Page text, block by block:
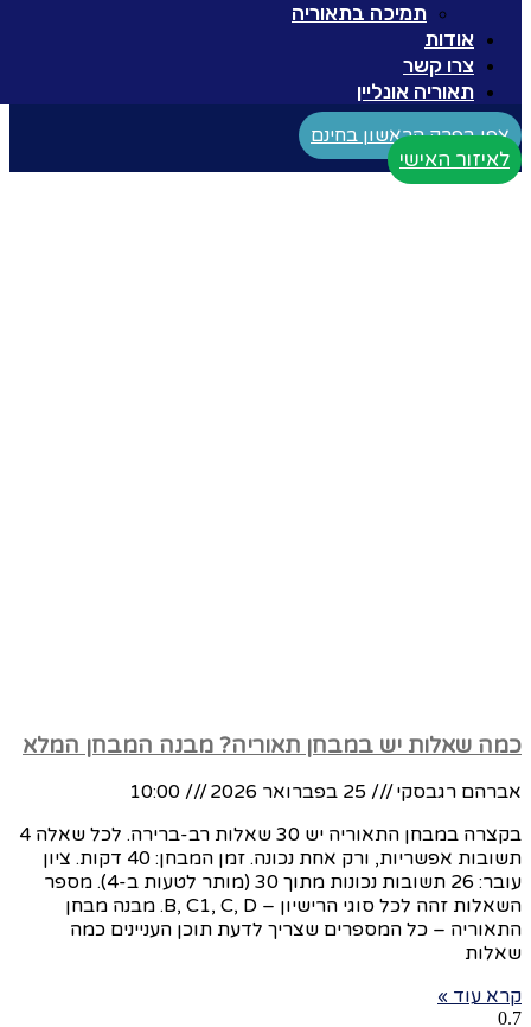
תמיכה בתאוריה
אודות
צרו קשר
תאוריה אונליין
צפו בפרק הראשון בחינם
לאיזור האישי
כמה שאלות יש במבחן תאוריה? מבנה המבחן המלא
אברהם רגבסקי 25 בפברואר 2026
10:00
בקצרה במבחן התאוריה יש 30 שאלות רב-ברירה. לכל שאלה 4
תשובות אפשריות, ורק אחת נכונה. זמן המבחן: 40 דקות. ציון
עובר: 26 תשובות נכונות מתוך 30 (מותר לטעות ב-4). מספר
השאלות זהה לכל סוגי הרישיון – B, C1, C, D. מבנה מבחן
התאוריה – כל המספרים שצריך לדעת תוכן העניינים כמה
שאלות
קרא עוד »